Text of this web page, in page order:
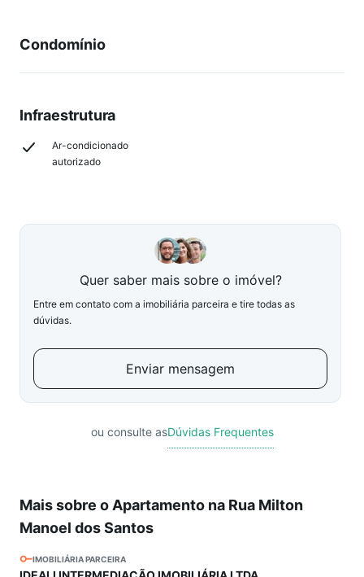
Condomínio
Infraestrutura
Ar-condicionado
autorizado
Quer saber mais sobre o imóvel?
Entre em contato com a imobiliária parceira e tire todas as
dúvidas.
Enviar mensagem
ou consulte asDúvidas Frequentes
Mais sobre o Apartamento na Rua Milton
Manoel dos Santos
IMOBILIÁRIA PARCEIRA